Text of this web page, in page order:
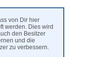
von Dir hier
werden. Dies wird
den Besitzer
und die
zu verbessern.